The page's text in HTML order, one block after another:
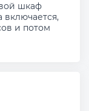
шкаф
включается,
и потом